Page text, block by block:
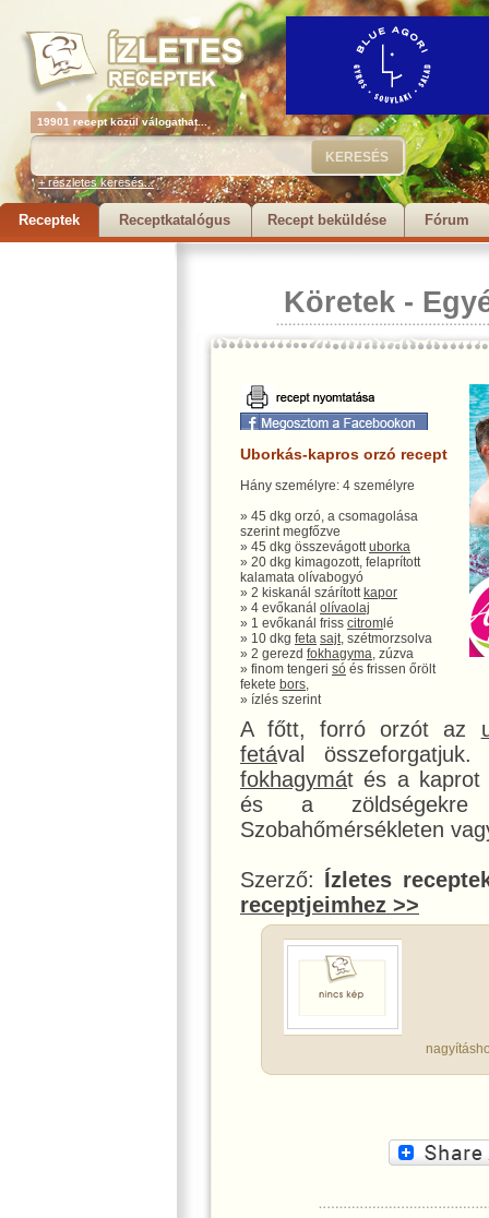
19901 recept közül válogathat...
+ részletes keresés...
Receptek Receptkatalógus Recept beküldése Fórum
Köretek -
Uborkás-kapros orzó recept
Hány személyre: 4 személyre
» 45 dkg orzó, a csomagolása
szerint megfőzve
» 45 dkg összevágottuborka
» 20 dkg kimagozott, felaprított
kalamata olívabogyó
» 2 kiskanál szárított kapor
» 4 evőkanál olívaolaj
» 1 evőkanál friss citrom lé
» 10 dkg feta sajt, szétmorzsolva
» 2 gerezd fokhagyma, zúzva
» finom tengeri só és frissen őrölt
fekete bors,
» ízlés szerint
A főtt, forró orzót az
fetával
fokhagymát és a kaprot
és a
Szobahőmérsékleten
Szerző: Ízletes
receptjeimhez >>